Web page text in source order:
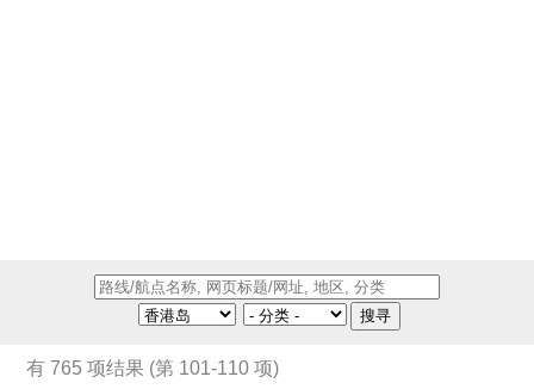
搜寻
有 765 项结果 (第 101-110 项)